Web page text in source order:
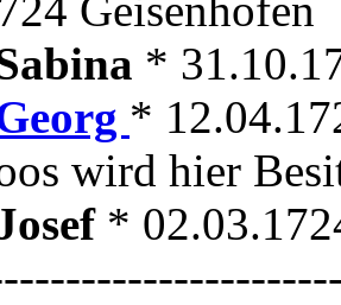
Geisenhofen
*
*
wird hier
*